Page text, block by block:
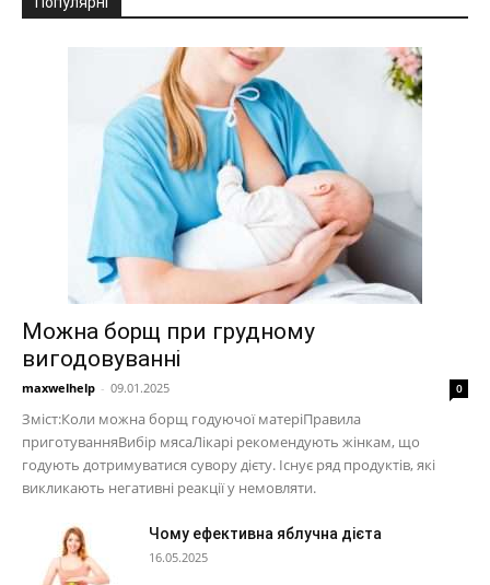
Можна борщ при грудному
вигодовуванні
maxwelhelp - 09.01.2025 0
Зміст:Коли можна борщ годуючої матеріПравила
приготуванняВибір мясаЛікарі рекомендують жінкам, що
годують дотримуватися сувору дієту. Існує ряд продуктів, які
викликають негативні реакції у немовляти.
Чому ефективна яблучна дієта
16.05.2025